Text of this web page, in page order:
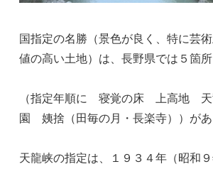
国指定の名勝（景色が良く、特に芸
値の高い土地）は、長野県では５箇所
（指定年順に 寝覚の床 上高地
園 姨捨（田毎の月・長楽寺））があ
天龍峡の指定は、１９３４年（昭和